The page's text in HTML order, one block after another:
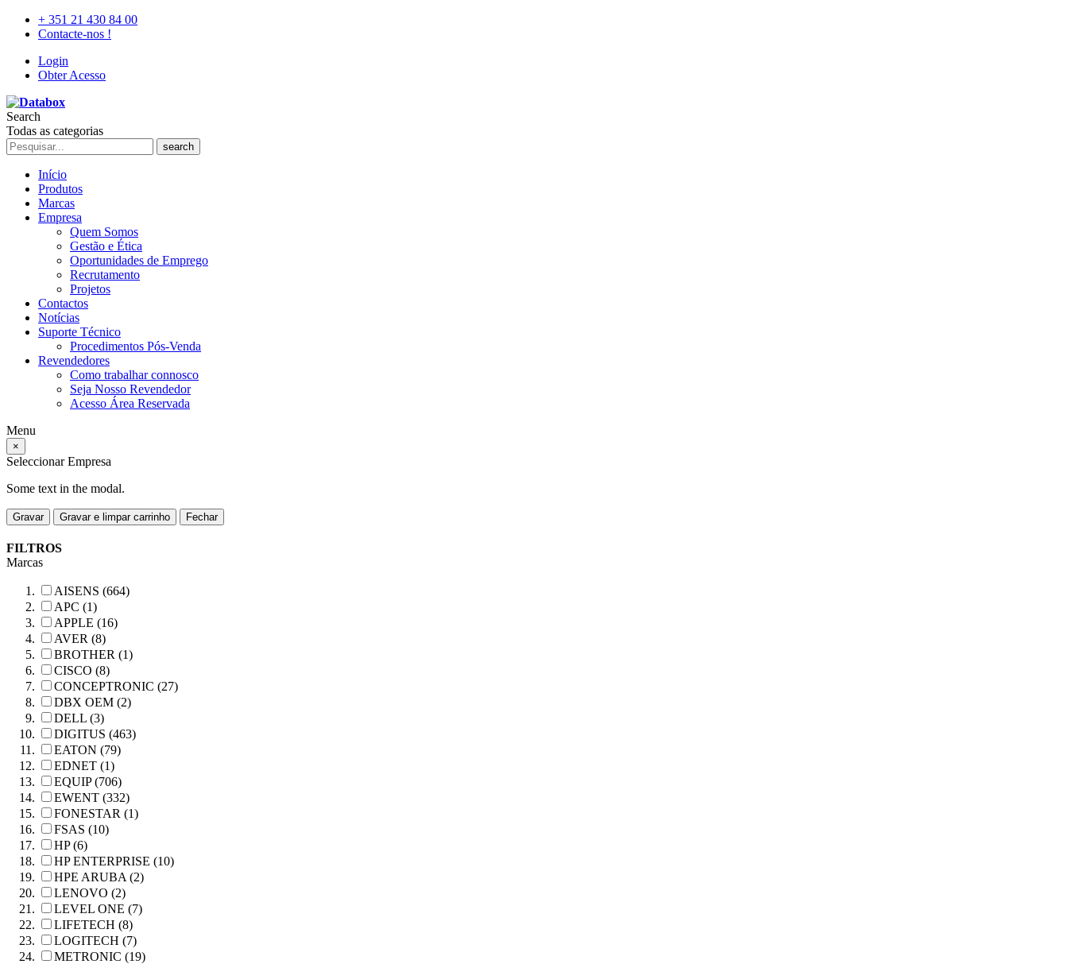
+ 351 21 430 84 00
Contacte-nos !
Login
Obter Acesso
Search
Todas as categorias
search
Início
Produtos
Marcas
Empresa
Quem Somos
Gestão e Ética
Oportunidades de Emprego
Recrutamento
Projetos
Contactos
Notícias
Suporte Técnico
Procedimentos Pós-Venda
Revendedores
Como trabalhar connosco
Seja Nosso Revendedor
Acesso Área Reservada
Menu
×
Seleccionar Empresa
Some text in the modal.
Gravar Gravar e limpar carrinho Fechar
FILTROS
Marcas
AISENS (664)
APC (1)
APPLE (16)
AVER (8)
BROTHER (1)
CISCO (8)
CONCEPTRONIC (27)
DBX OEM (2)
DELL (3)
DIGITUS (463)
EATON (79)
EDNET (1)
EQUIP (706)
EWENT (332)
FONESTAR (1)
FSAS (10)
HP (6)
HP ENTERPRISE (10)
HPE ARUBA (2)
LENOVO (2)
LEVEL ONE (7)
LIFETECH (8)
LOGITECH (7)
METRONIC (19)